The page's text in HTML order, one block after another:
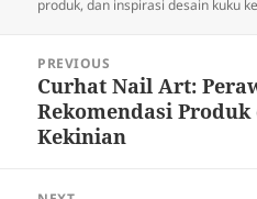
produk, dan inspirasi desain kuku
navigation
PREVIOUS
Previous
post:
Curhat Nail Art:
Rekomendasi
Kekinian